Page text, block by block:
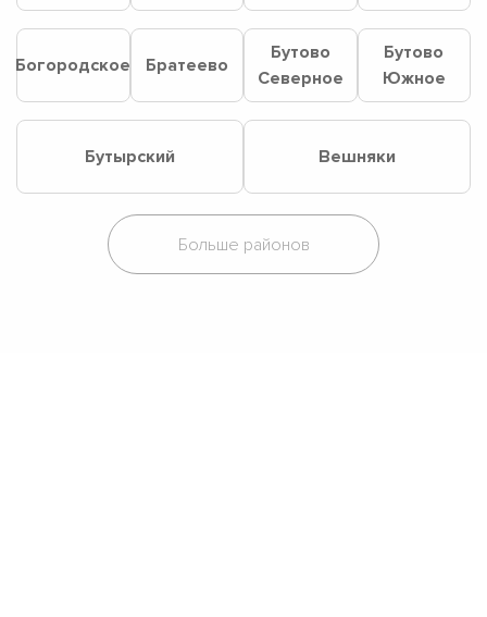
Богородское Братеево
Бутово
Северное
Бутово
Южное
Бутырский Вешняки